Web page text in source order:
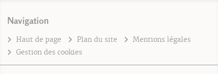
Navigation
Haut de page Plan du site
Mentions légales
Gestion des cookies